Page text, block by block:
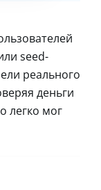
seed-
реального
деньги
легко мог